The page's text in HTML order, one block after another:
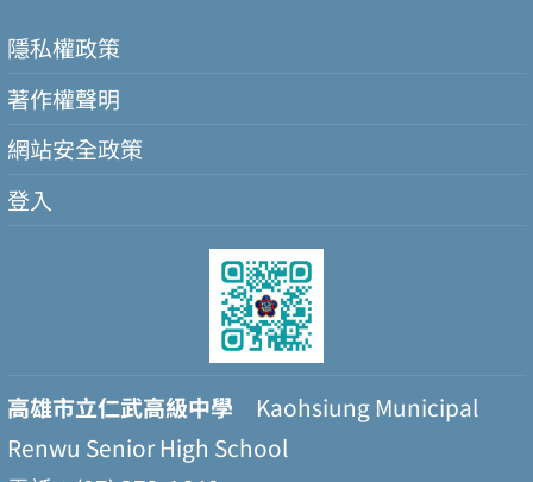
隱私權政策
著作權聲明
網站安全政策
登入
高雄市立仁武高級中學 Kaohsiung Municipal
Renwu Senior High School